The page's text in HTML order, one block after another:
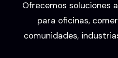
Ofrecemos soluciones
para oficinas,
comunidades,